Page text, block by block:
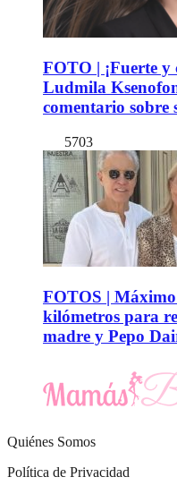
FOTO | ¡Fuerte
Ludmila
comentario sobre
5703
FOTOS |
kilómetros para
madre y Pepo
Quiénes Somos
Política de Privacidad